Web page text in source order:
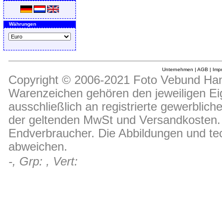
Währungen
Unternehmen | AGB |
Copyright © 2006-2021 Foto Vebund
Warenzeichen gehören den jeweiligen
ausschließlich an registrierte
der geltenden MwSt und
Endverbraucher. Die Abbildungen und
abweichen.
-, Grp: , Vert: